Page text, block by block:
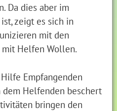
Da dies aber im
zeigt es sich in
mit den
Helfen Wollen.
Empfangenden
Helfenden beschert
bringen den